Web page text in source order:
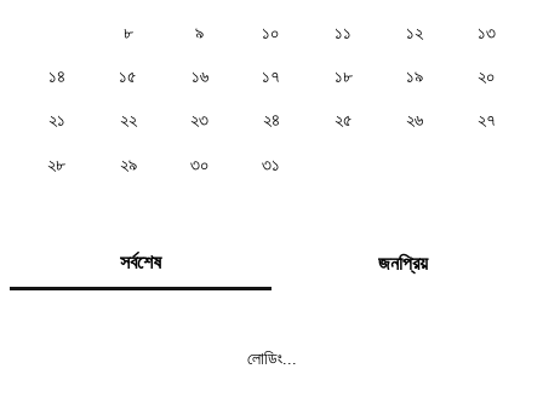
৮ ৯ ১০ ১১ ১২ ১৩
১৪ ১৫ ১৬ ১৭ ১৮ ১৯ ২০
২১ ২২ ২৩ ২৪ ২৫ ২৬ ২৭
২৮ ২৯ ৩০ ৩১
সর্বশেষ জনপ্রিয়
লোডিং...